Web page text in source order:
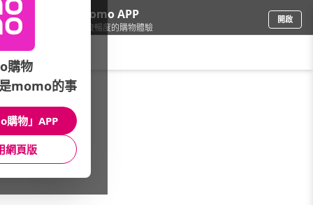
下載momo APP
給你3倍流暢度的購物體驗
開啟
家電/投影機/首選規格
館長推薦 月銷量
購物
momo的事
購物」APP
網頁版